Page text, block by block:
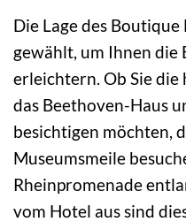
Die Lage des
gewählt, um Ihnen die
erleichtern. Ob Sie
das Beethoven-Haus
besichtigen möchten,
Museumsmeile
Rheinpromenade
vom Hotel aus sind